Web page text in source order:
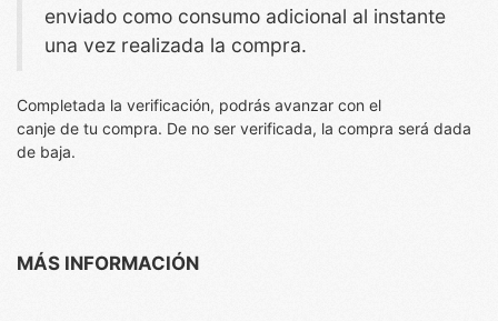
enviado como consumo adicional al instante
una vez realizada la compra.
Completada la verificación, podrás avanzar con el
canje de tu compra. De no ser verificada, la compra será dada
de baja.
MÁS INFORMACIÓN